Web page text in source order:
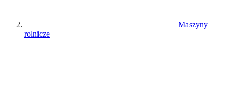
Maszyny
rolnicze